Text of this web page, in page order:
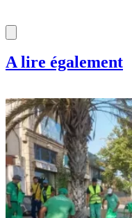
A lire également